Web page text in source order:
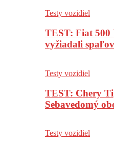
Testy vozidiel
TEST: Fiat 500
vyžiadali
Testy vozidiel
TEST: Chery
Sebavedomý
Testy vozidiel